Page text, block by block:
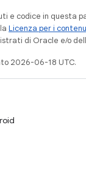
e codice in questa
Licenza per i
di Oracle e/o
2026-06-18 UTC.